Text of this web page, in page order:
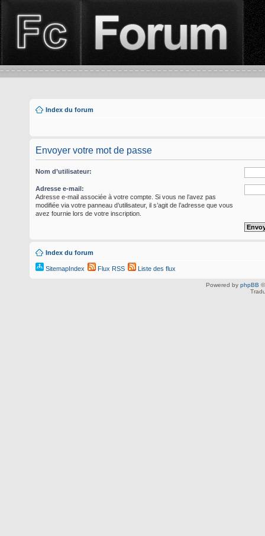
Index du forum
Envoyer votre mot de passe
Nom d’utilisateur:
Adresse e-mail:
Adresse e-mail associée à votre compte. Si vous ne l’avez pas
modifiée via votre panneau d’utilisateur, il s’agit de l’adresse que vous
avez fournie lors de votre inscription.
Index du forum
SitemapIndex Flux RSS Liste des flux
Powered by phpBB